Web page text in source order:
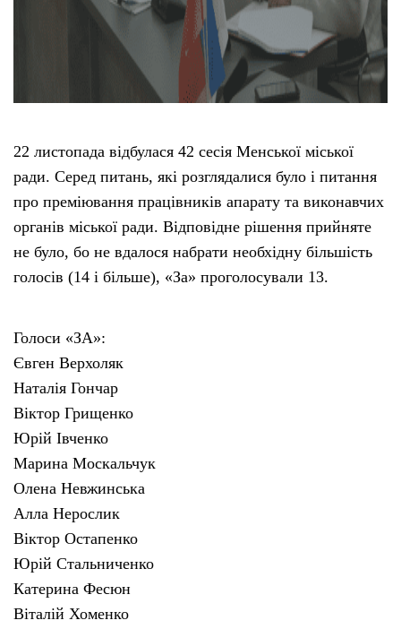
22 листопада відбулася 42 сесія Менської міської
ради. Серед питань, які розглядалися було і питання
про преміювання працівників апарату та виконавчих
органів міської ради. Відповідне рішення прийняте
не було, бо не вдалося набрати необхідну більшість
голосів (14 і більше), «За» проголосували 13.
Голоси «ЗА»:
Євген Верхоляк
Наталія Гончар
Віктор Грищенко
Юрій Івченко
Марина Москальчук
Олена Невжинська
Алла Нерослик
Віктор Остапенко
Юрій Стальниченко
Катерина Фесюн
Віталій Хоменко